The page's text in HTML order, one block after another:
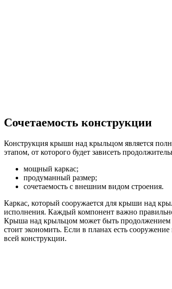
Сочетаемость конструкции
Конструкция крыши над крыльцом является
этапом, от которого будет зависеть
мощный каркас;
продуманный размер;
сочетаемость с внешним видом строения.
Каркас, который сооружается для крыши над
исполнения. Каждый компонент важно
Крыша над крыльцом может быть продолжением
стоит экономить. Если в планах есть
всей конструкции.